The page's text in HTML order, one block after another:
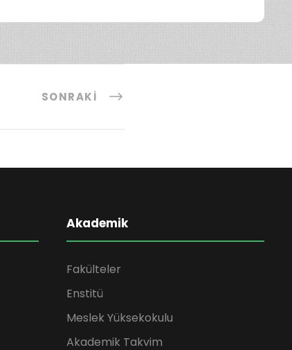
SONRAKI
Akademik
Fakülteler
Enstitü
Meslek Yüksekokulu
Akademik Takvim